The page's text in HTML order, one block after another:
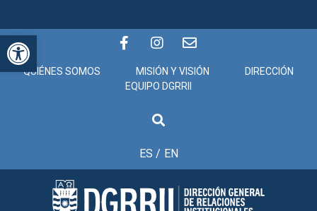
Abrir barra de herramientas
QUIÉNES SOMOS MISIÓN Y VISIÓN
DIRECCIÓN
EQUIPO DGRRII
ES / EN